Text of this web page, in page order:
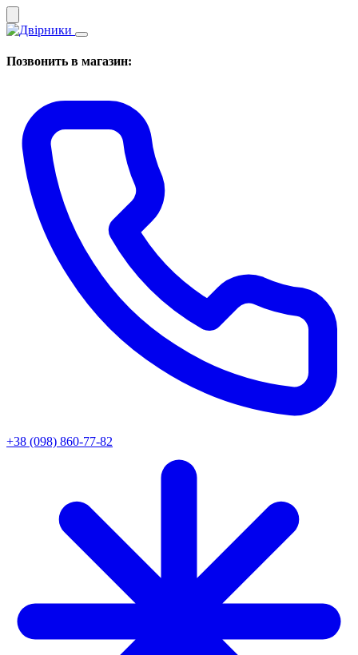
Позвонить в магазин:
+38 (098) 860-77-82